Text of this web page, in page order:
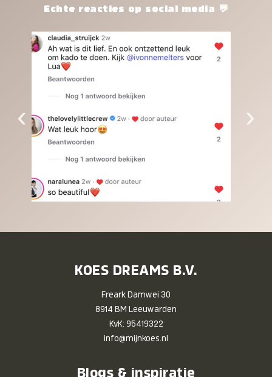
het waard.Echte reacties op social media 💬
‹ ›
KOES DREAMS B.V.
Freark Damwei 30
8914 BM Leeuwarden
KvK: 95419322
info@mijnkoes.nl
Blogs & inspiratie